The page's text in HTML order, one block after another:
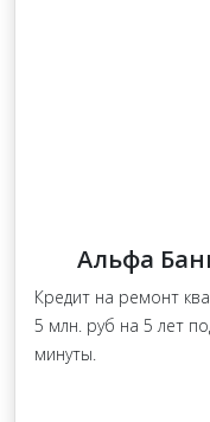
Альфа
Кредит на ремонт
5 млн. руб на 5 лет
минуты.